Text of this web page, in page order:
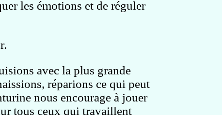
les émotions et de réguler
avec la plus grande
réparions ce qui peut
nous encourage à jouer
tous ceux qui travaillent